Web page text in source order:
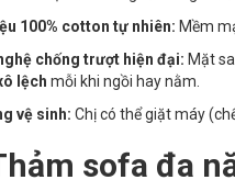
100% cotton tự nhiên: Mềm
chống trượt hiện đại: Mặt
lệch mỗi khi ngồi hay nằm.
vệ sinh: Chị có thể giặt máy
sofa đa